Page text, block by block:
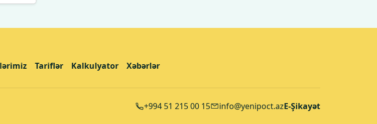
Tariflər Kalkulyator Xəbərlər
+994 51 215 00 15 info@yenipoct.azE-Şikayət